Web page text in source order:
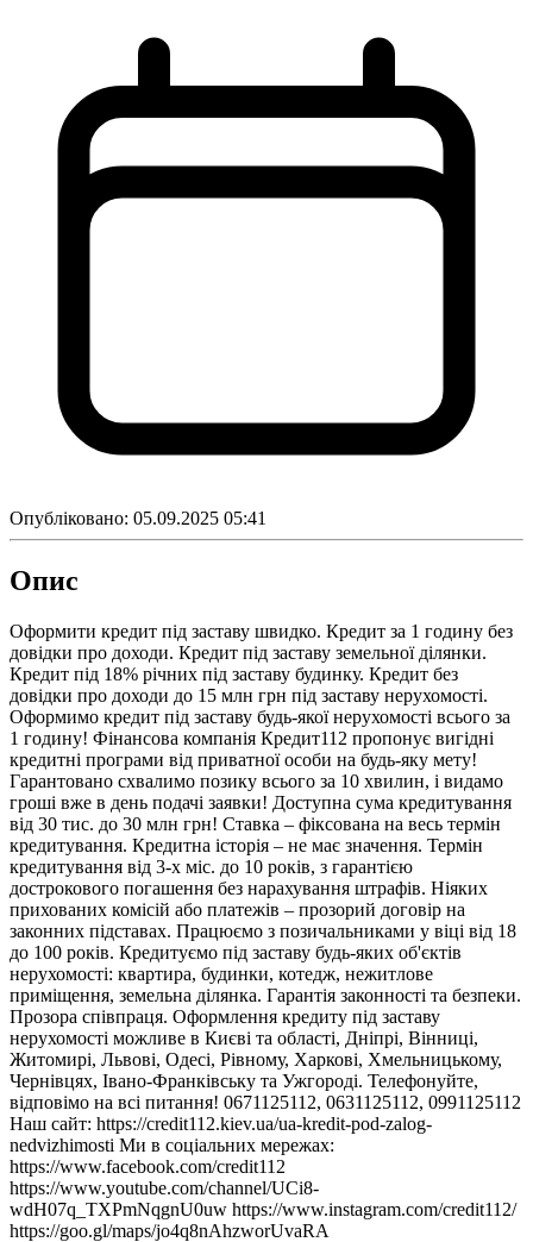
Опубліковано: 05.09.2025 05:41
Опис
Оформити кредит під заставу швидко. Кредит за 1 годину без
довідки про доходи. Кредит під заставу земельної ділянки.
Кредит під 18% річних під заставу будинку. Кредит без
довідки про доходи до 15 млн грн під заставу нерухомості.
Оформимо кредит під заставу будь-якої нерухомості всього за
1 годину! Фінансова компанія Кредит112 пропонує вигідні
кредитні програми від приватної особи на будь-яку мету!
Гарантовано схвалимо позику всього за 10 хвилин, і видамо
гроші вже в день подачі заявки! Доступна сума кредитування
від 30 тис. до 30 млн грн! Ставка – фіксована на весь термін
кредитування. Кредитна історія – не має значення. Термін
кредитування від 3-х міс. до 10 років, з гарантією
дострокового погашення без нарахування штрафів. Ніяких
прихованих комісій або платежів – прозорий договір на
законних підставах. Працюємо з позичальниками у віці від 18
до 100 років. Кредитуємо під заставу будь-яких об'єктів
нерухомості: квартира, будинки, котедж, нежитлове
приміщення, земельна ділянка. Гарантія законності та безпеки.
Прозора співпраця. Оформлення кредиту під заставу
нерухомості можливе в Києві та області, Дніпрі, Вінниці,
Житомирі, Львові, Одесі, Рівному, Харкові, Хмельницькому,
Чернівцях, Івано-Франківську та Ужгороді. Телефонуйте,
відповімо на всі питання! 0671125112, 0631125112, 0991125112
Наш сайт: https://credit112.kiev.ua/ua-kredit-pod-zalog-
nedvizhimosti Ми в соціальних мережах:
https://www.facebook.com/credit112
https://www.youtube.com/channel/UCi8-
wdH07q_TXPmNqgnU0uw https://www.instagram.com/credit112/
https://goo.gl/maps/jo4q8nAhzworUvaRA